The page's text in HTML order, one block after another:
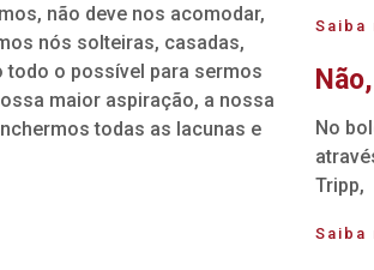
não deve nos acomodar,
nós solteiras, casadas,
o possível para sermos
maior aspiração, a nossa
todas as lacunas e
Saiba
No
Tripp,
Saiba